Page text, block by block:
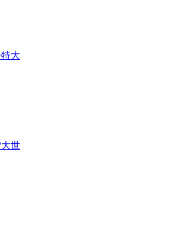
大
世